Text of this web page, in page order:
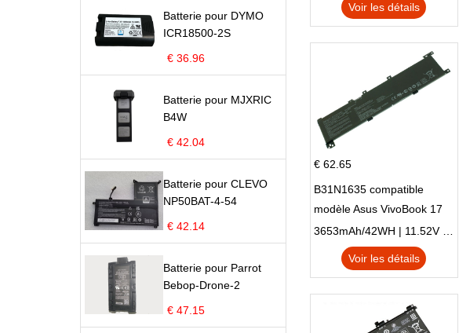
Batterie pour DYMO
ICR18500-2S
€ 36.96
Batterie pour MJXRIC
B4W
€ 42.04
Batterie pour CLEVO
NP50BAT-4-54
€ 42.14
Batterie pour Parrot
Bebop-Drone-2
€ 47.15
Voir les détails
€ 62.65
B31N1635 compatible
modèle Asus VivoBook 17
X705NC X705UA X705UV
X705UN X705UD
Voir les détails